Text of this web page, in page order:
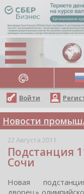
НОВОСТИ
Войти
Новости
22 Августа 2011
Подстанция
Сочи
Нoвая